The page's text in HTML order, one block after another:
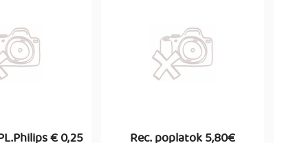
€ 0,25 Rec. poplatok 5,80€